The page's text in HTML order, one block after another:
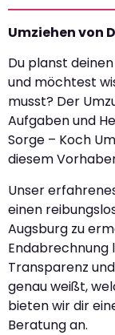
Umziehen von
Du planst
und möchtest
musst? Der
Aufgaben und
Sorge – Koch
diesem
Unser
einen
Augsburg zu
Endabrechnung
Transparenz
genau weißt,
bieten wir dir
Beratung an.